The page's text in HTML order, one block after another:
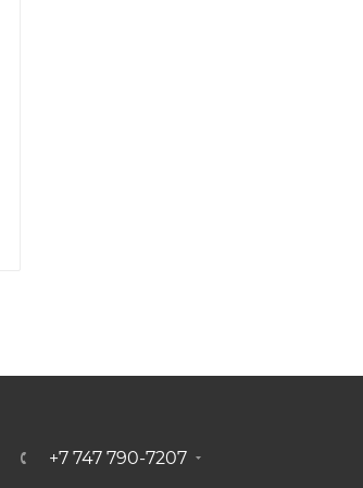
+7 747 790-7207